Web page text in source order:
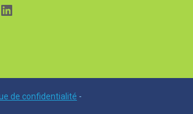
LinkedIn
de confidentialité -